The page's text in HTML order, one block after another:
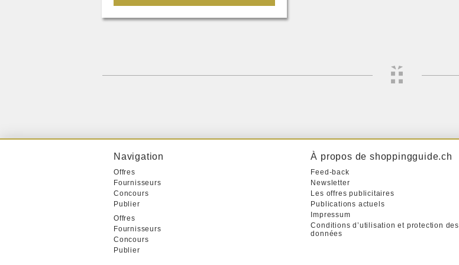
Navigation
Offres
Fournisseurs
Concours
Publier
Offres
Fournisseurs
Concours
Publier
À propos de shoppingguide.ch
Feed-back
Newsletter
Les offres publicitaires
Publications actuels
Impressum
Conditions d’utilisation et protection des
données